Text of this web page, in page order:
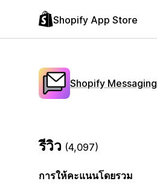
Shopify App Store
Shopify Messaging
รีวิว (4,097)
การให้คะแนนโดยรวม